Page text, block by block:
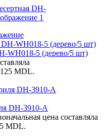
WH018-5 (дерево/5 шт)
MDL.
DH-3910-A
цена составляла
MDL.